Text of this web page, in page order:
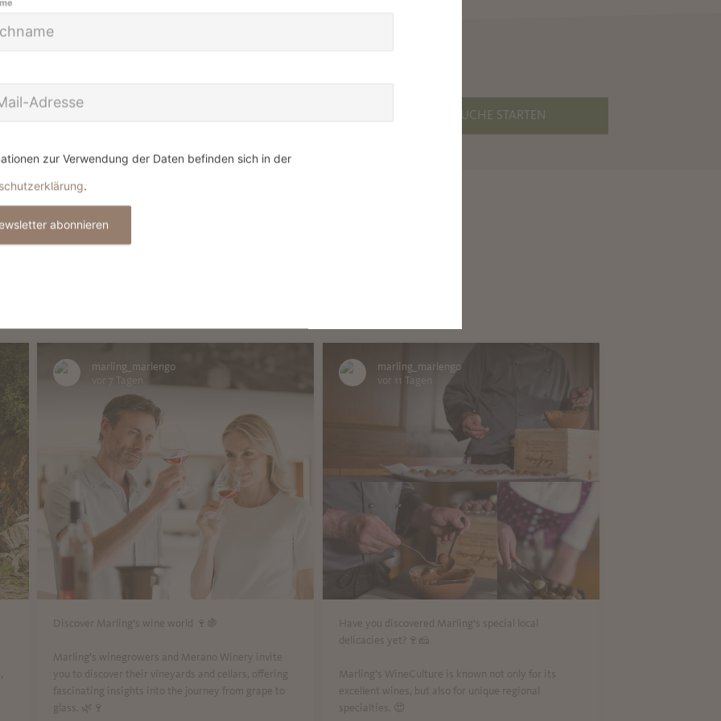
Traumurlaub
SUCHE STARTEN
SOCIAL MEDIA
marling_marlengo
vor 7 Tagen
Discover Marling’s wine world 🍷🍇
Marling’s winegrowers and Merano Winery invite
you to discover their vineyards and cellars, offering
fascinating insights into the journey from grape to
glass. 🌿🍷
marling_marlengo
vor 11 Tagen
Have you discovered Marling’s special local
delicacies yet?🍷🧀
Marling’s WineCulture is known not only for its
excellent wines, but also for unique regional
specialties. 😍
zur Verwendung der Daten befinden sich in der
.
abonnieren